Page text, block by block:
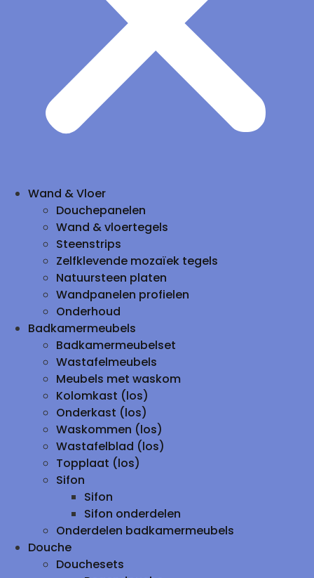
Wand & Vloer
Douchepanelen
Wand & vloertegels
Steenstrips
Zelfklevende mozaïek tegels
Natuursteen platen
Wandpanelen profielen
Onderhoud
Badkamermeubels
Badkamermeubelset
Wastafelmeubels
Meubels met waskom
Kolomkast (los)
Onderkast (los)
Waskommen (los)
Wastafelblad (los)
Topplaat (los)
Sifon
Sifon
Sifon onderdelen
Onderdelen badkamermeubels
Douche
Douchesets